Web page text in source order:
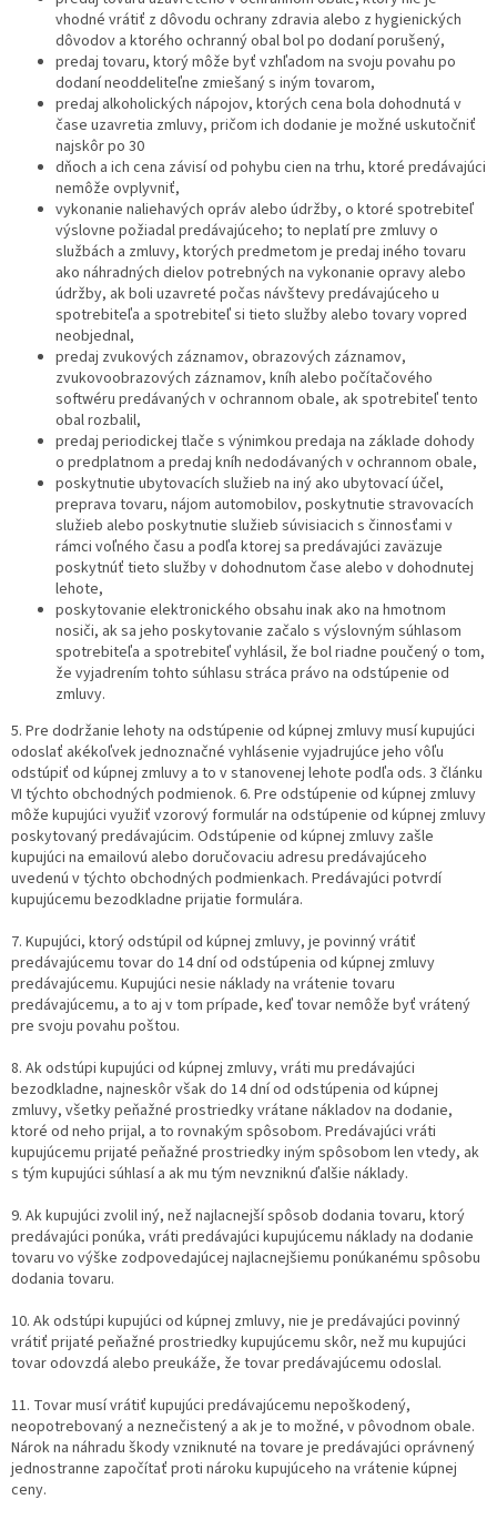
vhodné vrátiť z dôvodu ochrany zdravia alebo z hygienických
dôvodov a ktorého ochranný obal bol po dodaní porušený,
predaj tovaru, ktorý môže byť vzhľadom na svoju povahu po
dodaní neoddeliteľne zmiešaný s iným tovarom,
predaj alkoholických nápojov, ktorých cena bola dohodnutá v
čase uzavretia zmluvy, pričom ich dodanie je možné uskutočniť
najskôr po 30
dňoch a ich cena závisí od pohybu cien na trhu, ktoré predávajúci
nemôže ovplyvniť,
vykonanie naliehavých opráv alebo údržby, o ktoré spotrebiteľ
výslovne požiadal predávajúceho; to neplatí pre zmluvy o
službách a zmluvy, ktorých predmetom je predaj iného tovaru
ako náhradných dielov potrebných na vykonanie opravy alebo
údržby, ak boli uzavreté počas návštevy predávajúceho u
spotrebiteľa a spotrebiteľ si tieto služby alebo tovary vopred
neobjednal,
predaj zvukových záznamov, obrazových záznamov,
zvukovoobrazových záznamov, kníh alebo počítačového
softwéru predávaných v ochrannom obale, ak spotrebiteľ tento
obal rozbalil,
predaj periodickej tlače s výnimkou predaja na základe dohody
o predplatnom a predaj kníh nedodávaných v ochrannom obale,
poskytnutie ubytovacích služieb na iný ako ubytovací účel,
preprava tovaru, nájom automobilov, poskytnutie stravovacích
služieb alebo poskytnutie služieb súvisiacich s činnosťami v
rámci voľného času a podľa ktorej sa predávajúci zaväzuje
poskytnúť tieto služby v dohodnutom čase alebo v dohodnutej
lehote,
poskytovanie elektronického obsahu inak ako na hmotnom
nosiči, ak sa jeho poskytovanie začalo s výslovným súhlasom
spotrebiteľa a spotrebiteľ vyhlásil, že bol riadne poučený o tom,
že vyjadrením tohto súhlasu stráca právo na odstúpenie od
zmluvy.
5. Pre dodržanie lehoty na odstúpenie od kúpnej zmluvy musí kupujúci
odoslať akékoľvek jednoznačné vyhlásenie vyjadrujúce jeho vôľu
odstúpiť od kúpnej zmluvy a to v stanovenej lehote podľa ods. 3 článku
VI týchto obchodných podmienok. 6. Pre odstúpenie od kúpnej zmluvy
môže kupujúci využiť vzorový formulár na odstúpenie od kúpnej zmluvy
poskytovaný predávajúcim. Odstúpenie od kúpnej zmluvy zašle
kupujúci na emailovú alebo doručovaciu adresu predávajúceho
uvedenú v týchto obchodných podmienkach. Predávajúci potvrdí
kupujúcemu bezodkladne prijatie formulára.
7. Kupujúci, ktorý odstúpil od kúpnej zmluvy, je povinný vrátiť
predávajúcemu tovar do 14 dní od odstúpenia od kúpnej zmluvy
predávajúcemu. Kupujúci nesie náklady na vrátenie tovaru
predávajúcemu, a to aj v tom prípade, keď tovar nemôže byť vrátený
pre svoju povahu poštou.
8. Ak odstúpi kupujúci od kúpnej zmluvy, vráti mu predávajúci
bezodkladne, najneskôr však do 14 dní od odstúpenia od kúpnej
zmluvy, všetky peňažné prostriedky vrátane nákladov na dodanie,
ktoré od neho prijal, a to rovnakým spôsobom. Predávajúci vráti
kupujúcemu prijaté peňažné prostriedky iným spôsobom len vtedy, ak
s tým kupujúci súhlasí a ak mu tým nevzniknú ďalšie náklady.
9. Ak kupujúci zvolil iný, než najlacnejší spôsob dodania tovaru, ktorý
predávajúci ponúka, vráti predávajúci kupujúcemu náklady na dodanie
tovaru vo výške zodpovedajúcej najlacnejšiemu ponúkanému spôsobu
dodania tovaru.
10. Ak odstúpi kupujúci od kúpnej zmluvy, nie je predávajúci povinný
vrátiť prijaté peňažné prostriedky kupujúcemu skôr, než mu kupujúci
tovar odovzdá alebo preukáže, že tovar predávajúcemu odoslal.
11. Tovar musí vrátiť kupujúci predávajúcemu nepoškodený,
neopotrebovaný a neznečistený a ak je to možné, v pôvodnom obale.
Nárok na náhradu škody vzniknuté na tovare je predávajúci oprávnený
jednostranne započítať proti nároku kupujúceho na vrátenie kúpnej
ceny.